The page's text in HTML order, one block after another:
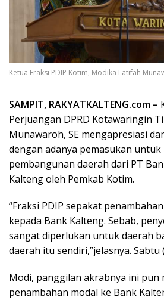
Ketua Fraksi PDIP Kotim, Modika Latifah
SAMPIT, RAKYATKALTENG.com –
Perjuangan DPRD Kotawaringin
Munawaroh, SE mengapresiasi
dengan adanya pemasukan untuk
pembangunan daerah dari PT
Kalteng oleh Pemkab Kotim.
“Fraksi PDIP sepakat
kepada Bank Kalteng. Sebab,
sangat diperlukan untuk daerah
daerah itu sendiri,”jelasnya. Sabtu
Modi, panggilan akrabnya ini pun
penambahan modal ke Bank